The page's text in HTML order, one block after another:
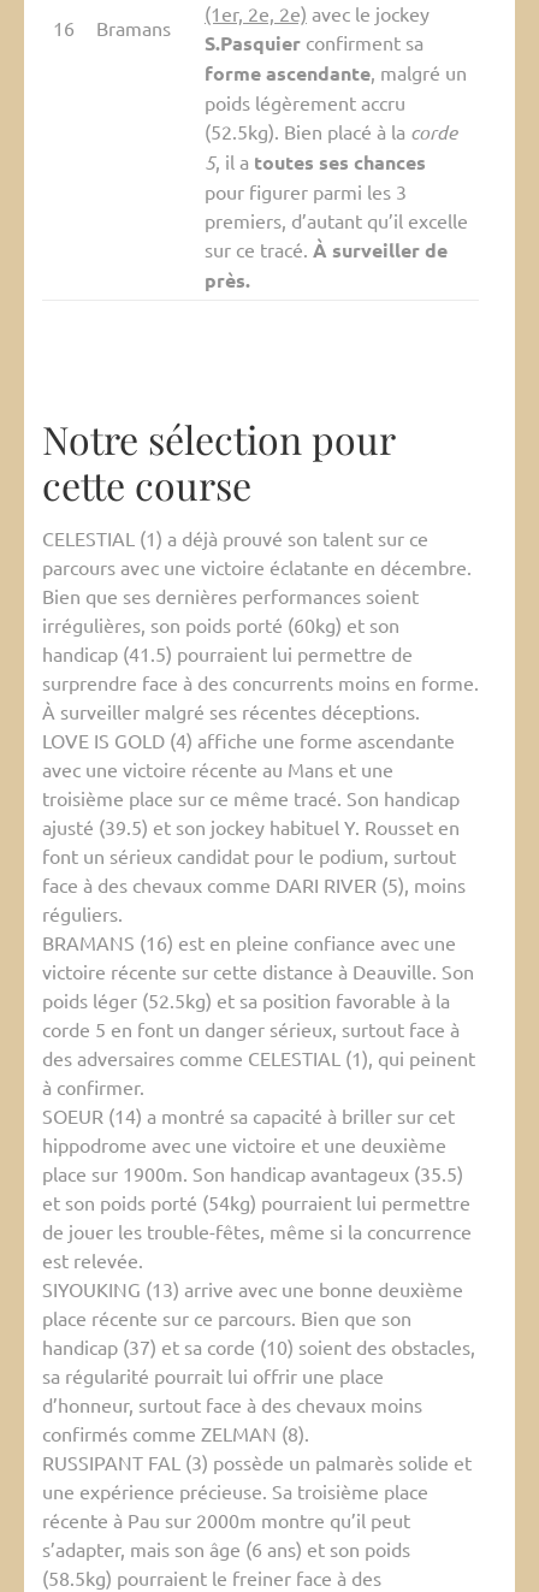
16 Bramans
(1er, 2e, 2e) avec le jockey
S.Pasquierconfirment sa
forme ascendante, malgré un
poids légèrement accru
(52.5kg). Bien placé à la corde
5, il a toutes ses chances
pour figurer parmi les 3
premiers, d’autant qu’il excelle
sur ce tracé. À surveiller de
près.
Notre sélection pour
cette course
CELESTIAL (1) a déjà prouvé son talent sur ce
parcours avec une victoire éclatante en décembre.
Bien que ses dernières performances soient
irrégulières, son poids porté (60kg) et son
handicap (41.5) pourraient lui permettre de
surprendre face à des concurrents moins en forme.
À surveiller malgré ses récentes déceptions.
LOVE IS GOLD (4) affiche une forme ascendante
avec une victoire récente au Mans et une
troisième place sur ce même tracé. Son handicap
ajusté (39.5) et son jockey habituel Y. Rousset en
font un sérieux candidat pour le podium, surtout
face à des chevaux comme DARI RIVER (5), moins
réguliers.
BRAMANS (16) est en pleine confiance avec une
victoire récente sur cette distance à Deauville. Son
poids léger (52.5kg) et sa position favorable à la
corde 5 en font un danger sérieux, surtout face à
des adversaires comme CELESTIAL (1), qui peinent
à confirmer.
SOEUR (14) a montré sa capacité à briller sur cet
hippodrome avec une victoire et une deuxième
place sur 1900m. Son handicap avantageux (35.5)
et son poids porté (54kg) pourraient lui permettre
de jouer les trouble-fêtes, même si la concurrence
est relevée.
SIYOUKING (13) arrive avec une bonne deuxième
place récente sur ce parcours. Bien que son
handicap (37) et sa corde (10) soient des obstacles,
sa régularité pourrait lui offrir une place
d’honneur, surtout face à des chevaux moins
confirmés comme ZELMAN (8).
RUSSIPANT FAL (3) possède un palmarès solide et
une expérience précieuse. Sa troisième place
récente à Pau sur 2000m montre qu’il peut
s’adapter, mais son âge (6 ans) et son poids
(58.5kg) pourraient le freiner face à des